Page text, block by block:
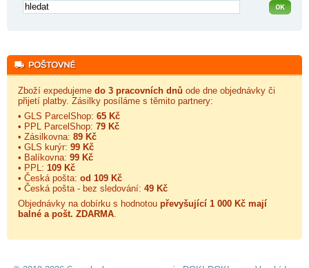
Zboží expedujeme do 3 pracovních dnů ode dne objednávky či
přijetí platby. Zásilky posíláme s těmito partnery:
• GLS ParcelShop: 65 Kč
• PPL ParcelShop: 79 Kč
• Zásilkovna: 89 Kč
• GLS kurýr: 99 Kč
• Balíkovna: 99 Kč
• PPL: 109 Kč
• Česká pošta: od 109 Kč
• Česká pošta - bez sledování: 49 Kč
Objednávky na dobírku s hodnotou převyšující 1 000 Kč mají
balné a pošt. ZDARMA.